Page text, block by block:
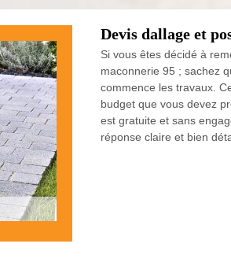
Devis dallage et
Si vous êtes décidé à
maconnerie 95 ; sachez
commence les travaux.
budget que vous devez
est gratuite et sans
réponse claire et bien